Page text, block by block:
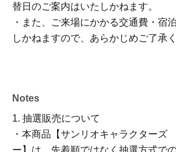
替日のご案内はいたしかねます。
・また、ご来場にかかる交通費・宿
しかねますので、あらかじめご了承
Notes
1. 抽選販売について
・本商品【サンリオキャラクター
ー】は、先着順ではなく抽選方式で